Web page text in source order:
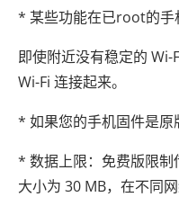
* 某些功能在已root的手
即使附近没有稳定的
Wi-Fi 连接起来。
* 如果您的手机固件是原
* 数据上限：免费版限
大小为 30 MB，在不同